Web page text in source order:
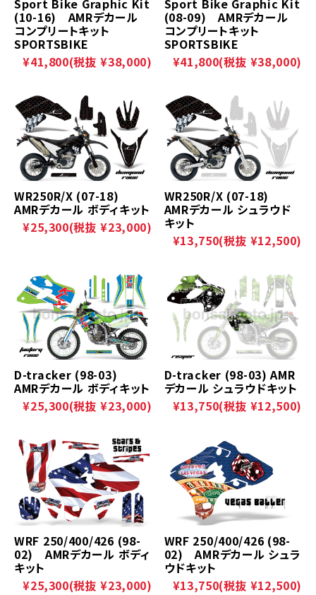
Sport Bike Graphic Kit
(10-16) AMRデカール
コンプリートキット
SPORTSBIKE
¥41,800(税抜 ¥38,000)
Sport Bike Graphic Kit
(08-09) AMRデカール
コンプリートキット
SPORTSBIKE
¥41,800(税抜 ¥38,000)
WR250R/X (07-18)
AMRデカール ボディキット
¥25,300(税抜 ¥23,000)
WR250R/X (07-18)
AMRデカール シュラウド
キット
¥13,750(税抜 ¥12,500)
D-tracker (98-03)
AMRデカール ボディキット
¥25,300(税抜 ¥23,000)
D-tracker (98-03) AMR
デカール シュラウドキット
¥13,750(税抜 ¥12,500)
WRF 250/400/426 (98-
02) AMRデカール ボディ
キット
¥25,300(税抜 ¥23,000)
WRF 250/400/426 (98-
02) AMRデカール シュラ
ウドキット
¥13,750(税抜 ¥12,500)